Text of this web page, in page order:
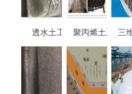
透水土工布袋聚丙烯土工布袋
三